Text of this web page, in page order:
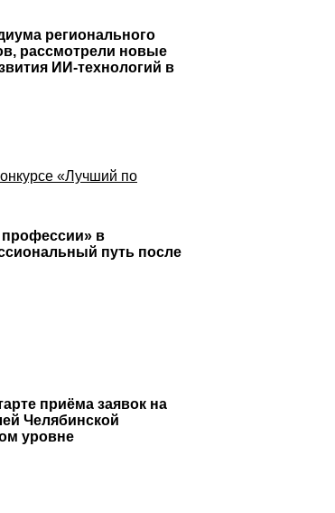
регионального
рассмотрели новые
ИИ-технологий в
«Лучший по
профессии» в
путь после
приёма заявок на
Челябинской
уровне